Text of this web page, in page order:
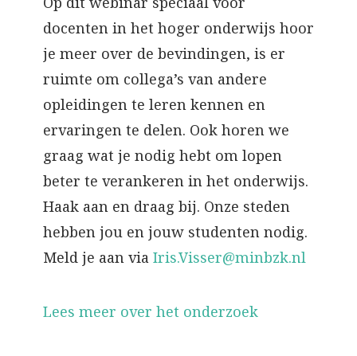
docenten in het hoger onderwijs hoor
je meer over de bevindingen, is er
ruimte om collega’s van andere
opleidingen te leren kennen en
ervaringen te delen. Ook horen we
graag wat je nodig hebt om lopen
beter te verankeren in het onderwijs.
Haak aan en draag bij. Onze steden
hebben jou en jouw studenten nodig.
Meld je aan via Iris.Visser@minbzk.nl
Lees meer over het onderzoek